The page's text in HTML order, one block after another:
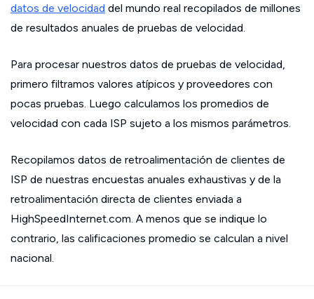
datos de velocidad del mundo real recopilados de millones
de resultados anuales de pruebas de velocidad.
Para procesar nuestros datos de pruebas de velocidad,
primero filtramos valores atípicos y proveedores con
pocas pruebas. Luego calculamos los promedios de
velocidad con cada ISP sujeto a los mismos parámetros.
Recopilamos datos de retroalimentación de clientes de
ISP de nuestras encuestas anuales exhaustivas y de la
retroalimentación directa de clientes enviada a
HighSpeedInternet.com. A menos que se indique lo
contrario, las calificaciones promedio se calculan a nivel
nacional.